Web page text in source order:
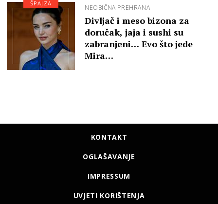
NEOBIČNA PREHRANA
Divljač i meso bizona za
doručak, jaja i sushi su
zabranjeni… Evo što jede
Mira…
ŠPAJZA
KONTAKT
OGLAŠAVANJE
IMPRESSUM
UVJETI KORIŠTENJA